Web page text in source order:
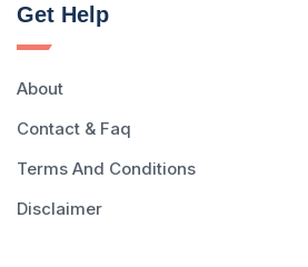
Get Help
About
Contact & Faq
Terms And Conditions
Disclaimer